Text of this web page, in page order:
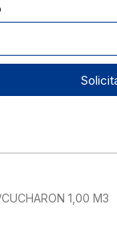
1,00 M3